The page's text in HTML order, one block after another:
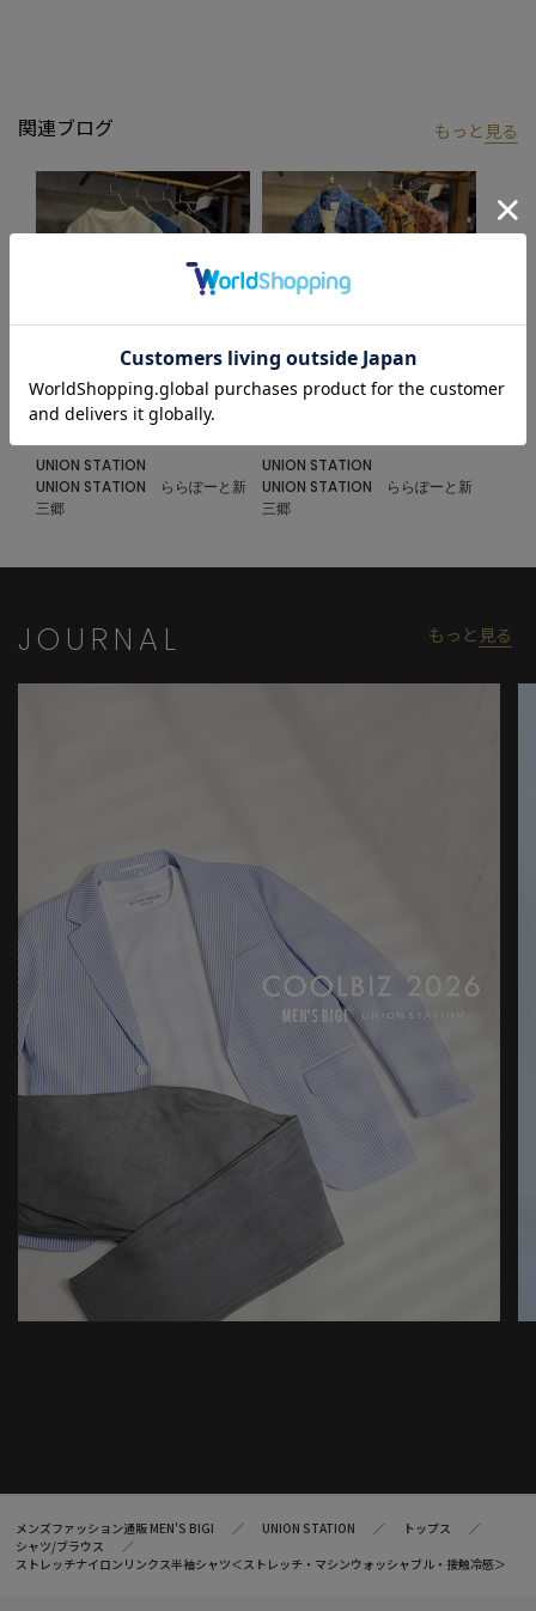
■model
185cm size:L
入れながら、現代の大人にふさわしいファッションを追求するブ
ランドです。
▼Instagram：@unionstation_official
関連ブログ もっと 見る
2026.07.09
UNION STATION
UNION STATION ららぽーと新
三郷
UNION STATION
UNION STATION ららぽーと新
三郷
JOURNAL もっと 見る
メンズファッション通販 MEN'S BIGI UNION STATION
トップス
シャツ/ブラウス
ストレッチナイロンリンクス半袖シャツ＜ストレッチ・マシンウォッシャブル・接触冷感＞